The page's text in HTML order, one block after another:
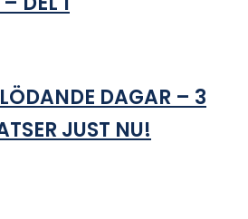
DAGAR – 3
JUST NU!